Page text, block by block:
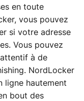
en toute
vous pouvez
si votre adresse
Vous pouvez
à de
NordLocker
ligne hautement
bout des